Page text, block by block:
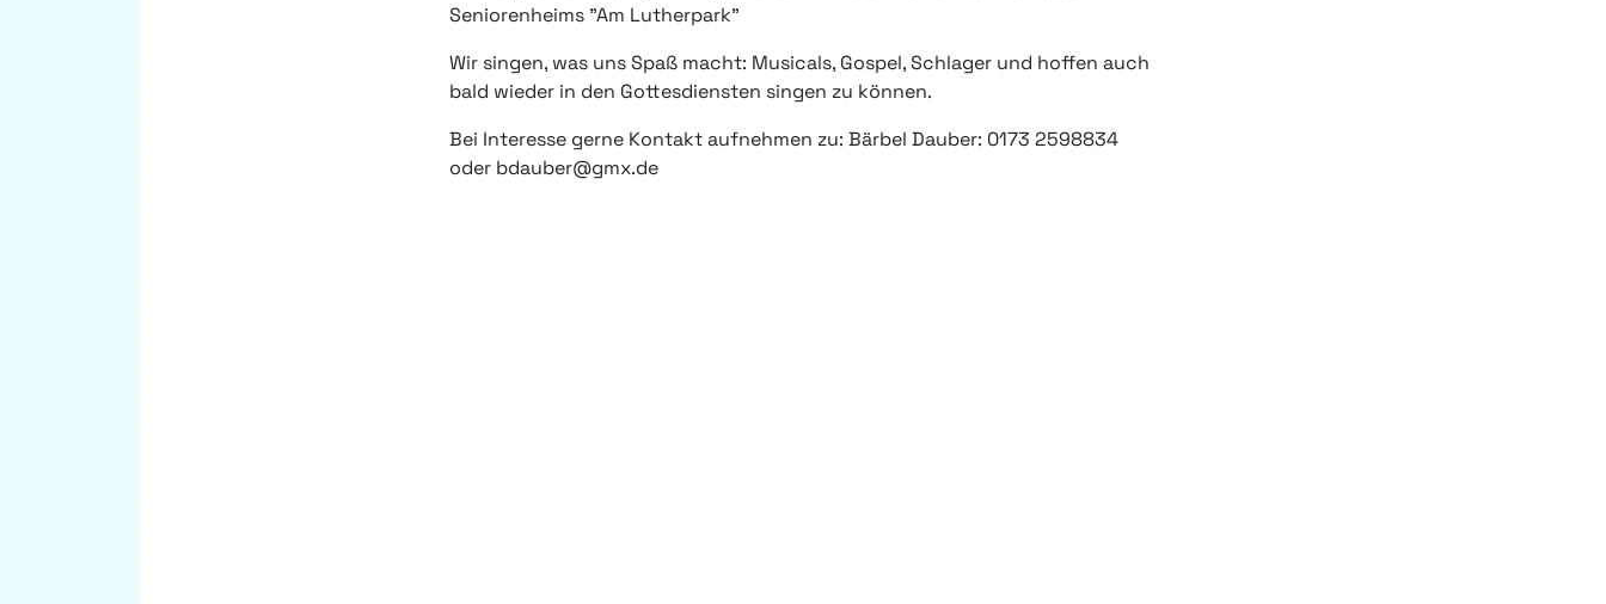
Seniorenheims "Am Lutherpark"
Wir singen, was uns Spaß macht: Musicals, Gospel, Schlager und hoffen auch
bald wieder in den Gottesdiensten singen zu können.
Bei Interesse gerne Kontakt aufnehmen zu: Bärbel Dauber: 0173 2598834
oder bdauber@gmx.de